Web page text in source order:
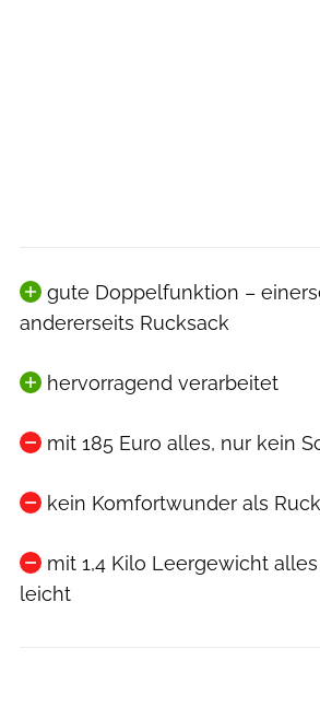
gute Doppelfunktion –
andererseits Rucksack
hervorragend verarbeitet
mit 185 Euro alles, nur kein
kein Komfortwunder als
mit 1,4 Kilo Leergewicht
leicht